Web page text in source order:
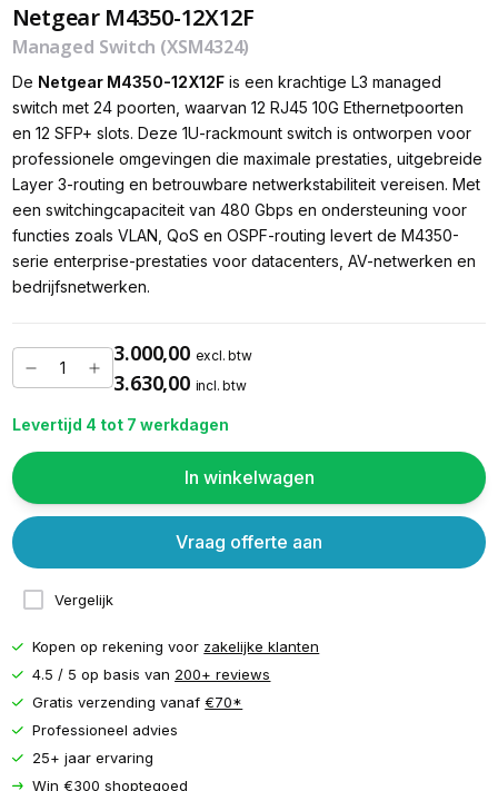
Netgear M4350-12X12F
Managed Switch (XSM4324)
De Netgear M4350-12X12Fis een krachtige L3 managed
switch met 24 poorten, waarvan 12 RJ45 10G Ethernetpoorten
en 12 SFP+ slots. Deze 1U-rackmount switch is ontworpen voor
professionele omgevingen die maximale prestaties, uitgebreide
Layer 3-routing en betrouwbare netwerkstabiliteit vereisen. Met
een switchingcapaciteit van 480 Gbps en ondersteuning voor
functies zoals VLAN, QoS en OSPF-routing levert de M4350-
serie enterprise-prestaties voor datacenters, AV-netwerken en
bedrijfsnetwerken.
3.000,00 excl. btw
3.630,00 incl. btw
Levertijd 4 tot 7 werkdagen
In winkelwagen
Vergelijk
Vraag offerte aan
Kopen op rekening voor zakelijke klanten
4.5 / 5 op basis van 200+ reviews
Gratis verzending vanaf€70*
Professioneel advies
25+ jaar ervaring
Win €300 shoptegoed